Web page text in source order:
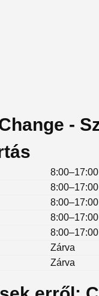
-
8:00–17:00
8:00–17:00
8:00–17:00
8:00–17:00
8:00–17:00
Zárva
Zárva